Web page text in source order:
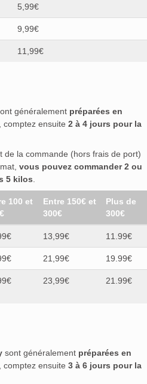
5,99€
9,99€
11,99€
généralement préparées en
comptez ensuite 2 à 4 jours pour la
de la commande (hors frais de port)
vous pouvez commander 2 ou
5 kilos.
100 et
Entre 150€ et
300€
Plus de
300€
13,99€ 11.99€
21,99€ 19.99€
23,99€ 21.99€
sont généralement préparées en
comptez ensuite 3 à 6 jours pour la